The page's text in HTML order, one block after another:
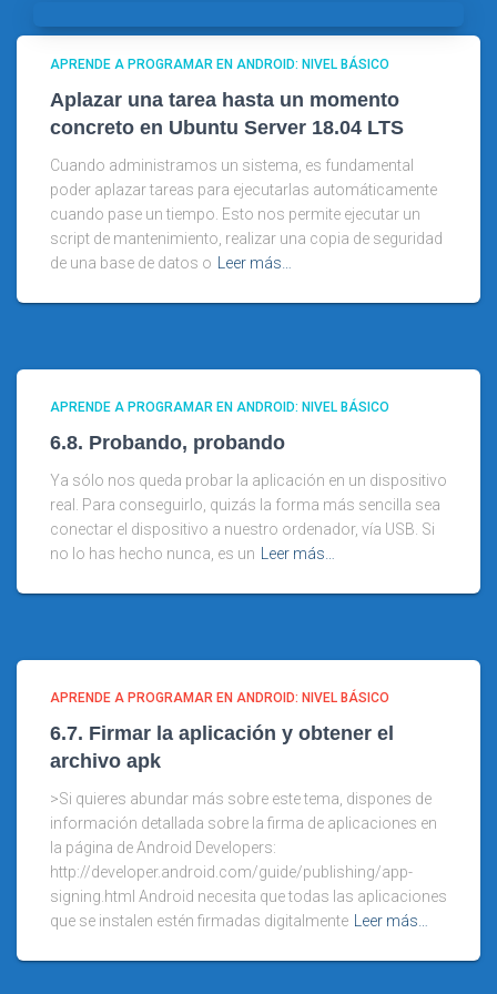
APRENDE A PROGRAMAR EN ANDROID: NIVEL BÁSICO
Aplazar una tarea hasta un momento
concreto en Ubuntu Server 18.04 LTS
Cuando administramos un sistema, es fundamental
poder aplazar tareas para ejecutarlas automáticamente
cuando pase un tiempo. Esto nos permite ejecutar un
script de mantenimiento, realizar una copia de seguridad
de una base de datos o
Leer más…
APRENDE A PROGRAMAR EN ANDROID: NIVEL BÁSICO
6.8. Probando, probando
Ya sólo nos queda probar la aplicación en un dispositivo
real. Para conseguirlo, quizás la forma más sencilla sea
conectar el dispositivo a nuestro ordenador, vía USB. Si
no lo has hecho nunca, es un
Leer más…
APRENDE A PROGRAMAR EN ANDROID: NIVEL BÁSICO
6.7. Firmar la aplicación y obtener el
archivo apk
>Si quieres abundar más sobre este tema, dispones de
información detallada sobre la firma de aplicaciones en
la página de Android Developers:
http://developer.android.com/guide/publishing/app-
signing.html Android necesita que todas las aplicaciones
que se instalen estén firmadas digitalmente
Leer más…